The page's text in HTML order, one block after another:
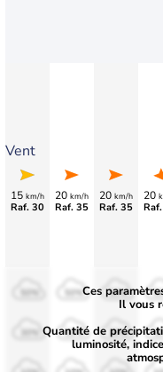
Vent
15 km/h
Raf. 30
20 km/h
Raf. 35
20 km/h
Raf. 35
20
50%
30%
50%
30%
Ces
Il vous
Quantité de
luminosité,